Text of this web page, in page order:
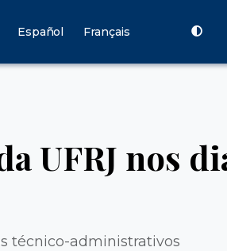
Español Français
UFRJ nos
técnico-administrativos